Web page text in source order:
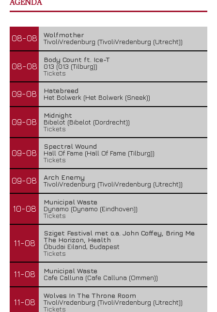
AGENDA
08-08
Wolfmother
TivoliVredenburg (TivoliVredenburg (Utrecht))
08-08
Body Count ft. Ice-T
013 (013 (Tilburg))
Tickets
09-08
Hatebreed
Het Bolwerk (Het Bolwerk (Sneek))
09-08
Midnight
Bibelot (Bibelot (Dordrecht))
Tickets
09-08
Spectral Wound
Hall Of Fame (Hall Of Fame (Tilburg))
Tickets
09-08
Arch Enemy
TivoliVredenburg (TivoliVredenburg (Utrecht))
10-08
Municipal Waste
Dynamo (Dynamo (Eindhoven))
Tickets
11-08
Sziget Festival met o.a. John Coffey, Bring Me
The Horizon, Health
Óbudai Eiland, Budapest
Tickets
11-08
Municipal Waste
Cafe Calluna (Cafe Calluna (Ommen))
11-08
Wolves In The Throne Room
TivoliVredenburg (TivoliVredenburg (Utrecht))
Tickets